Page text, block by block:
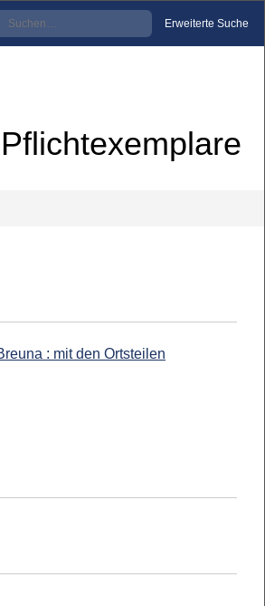
Erweiterte Suche
: mit den Ortsteilen